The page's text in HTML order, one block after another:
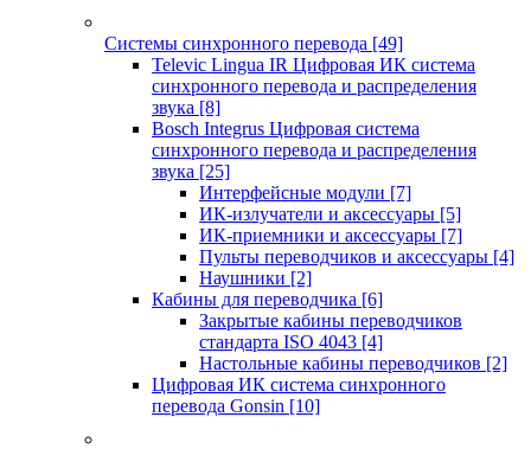
Системы синхронного перевода [49]
Televic Lingua IR Цифровая ИК система
синхронного перевода и распределения
звука [8]
Bosch Integrus Цифровая система
синхронного перевода и распределения
звука [25]
Интерфейсные модули [7]
ИК-излучатели и аксессуары [5]
ИК-приемники и аксессуары [7]
Пульты переводчиков и аксессуары [4]
Наушники [2]
Кабины для переводчика [6]
Закрытые кабины переводчиков
стандарта ISO 4043 [4]
Настольные кабины переводчиков [2]
Цифровая ИК система синхронного
перевода Gonsin [10]